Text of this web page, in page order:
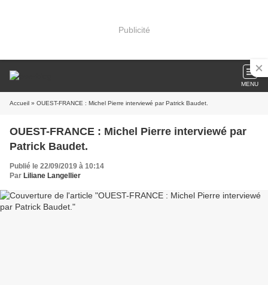
Publicité
MENU
Accueil » OUEST-FRANCE : Michel Pierre interviewé par Patrick Baudet.
OUEST-FRANCE : Michel Pierre interviewé par
Patrick Baudet.
Publié le 22/09/2019 à 10:14
Par Liliane Langellier